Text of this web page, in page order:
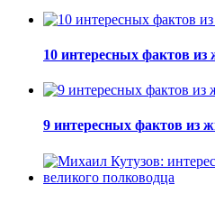
10 интересных фактов из
9 интересных фактов из